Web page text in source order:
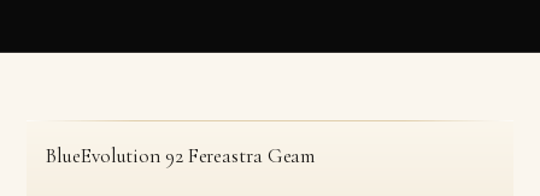
BlueEvolution 92 Fereastra Geam